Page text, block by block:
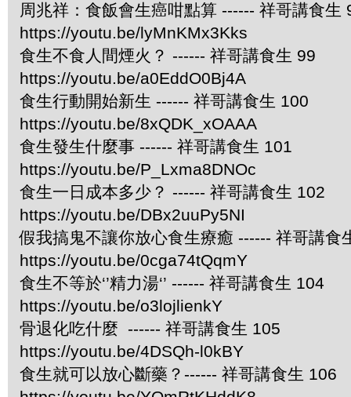
周兆祥：食飯會生癌咁點算 ------ 祥哥講食生
https://youtu.be/lyMnKMx3Kks
食生不食人間煙火？ ------ 祥哥講食生 99
https://youtu.be/a0EddO0Bj4A
食生行動開始新生 ------ 祥哥講食生 100
https://youtu.be/8xQDK_xOAAA
食生發生什麼事 ------ 祥哥講食生 101
https://youtu.be/P_Lxma8DNOc
食生一日成本多少？ ------ 祥哥講食生 102
https://youtu.be/DBx2uuPy5NI
假我搞鬼不讓你放心食生療癒 ------ 祥哥講食
https://youtu.be/0cga74tQqmY
食生不等於‘’精力湯‘’ ------ 祥哥講食生 104
https://youtu.be/o3lojlienkY
骨退化吃什麼 ------ 祥哥講食生 105
https://youtu.be/4DSQh-l0kBY
食生就可以放心斷藥？------ 祥哥講食生 106